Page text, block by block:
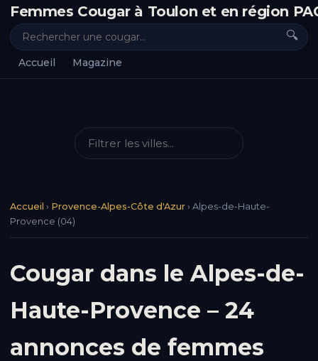
Femmes Cougar à Toulon et en région
🔍
Accueil Magazine
Accueil › Provence-Alpes-Côte d'Azur › Alpes-de-Haute-
Provence (04)
Cougar dans le Alpes-de-
Haute-Provence – 24
annonces de femmes